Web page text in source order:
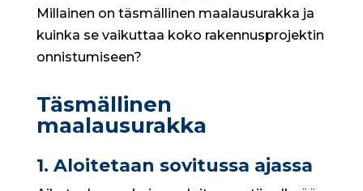
Millainen on täsmällinen maalausurakka ja
kuinka se vaikuttaa koko rakennusprojektin
onnistumiseen?
Täsmällinen
maalausurakka
1. Aloitetaan sovitussa ajassa